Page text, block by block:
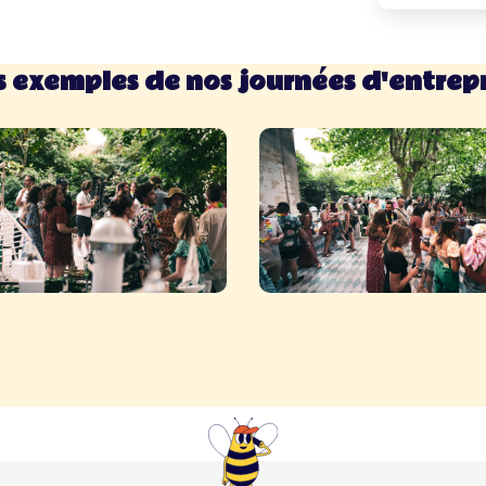
exemples de nos journées